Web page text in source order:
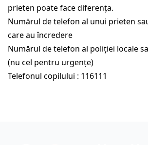
prieten poate face diferența.
Numărul de telefon al unui prieten
care au încredere
Numărul de telefon al poliției locale
(nu cel pentru urgențe)
Telefonul copilului : 116111